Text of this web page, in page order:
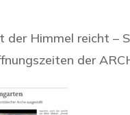
der Himmel reicht –
der